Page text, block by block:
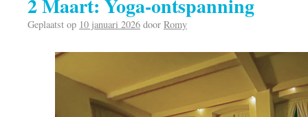
2 Maart: Yoga-ontspanning
Geplaatst op 10 januari 2026 door Romy